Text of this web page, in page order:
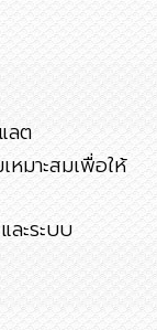
ลต
มาะสมเพื่อให้
ะระบบ